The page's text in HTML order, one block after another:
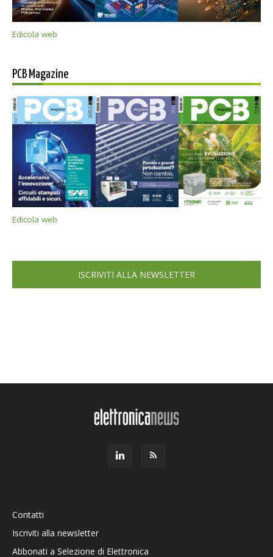
Edicola web
PCB Magazine
Edicola web
ISCRIVITI ALLA NEWSLETTER
Contatti
Iscriviti alla newsletter
Abbonati a Selezione di Elettronica